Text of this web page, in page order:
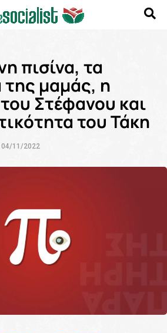
πισίνα, τα
της μαμάς, η
Στέφανου και
του Τάκη
04/11/2022